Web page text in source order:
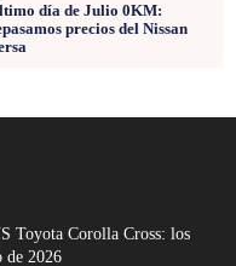
día de Julio 0KM:
precios del Nissan
Toyota Corolla Cross: los
de 2026